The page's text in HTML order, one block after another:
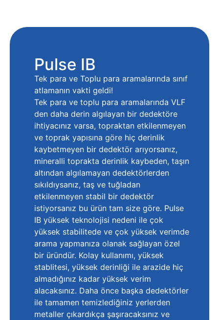
Pulse IB
Tek para ve Toplu para aramalarında sınıf
atlamanın vakti geldi!
Tek para ve toplu para aramalarında VLF
den daha derin algılayan bir dedektöre
ihtiyacınız varsa, topraktan etkilenmeyen
ve toprak yapısına göre hiç derinlik
kaybetmeyen bir dedektör arıyorsanız,
mineralli toprakta derinlik kaybeden, taşın
altından algılamayan dedektörlerden
sıkıldıysanız, taş ve tuğladan
etkilenmeyen stabil bir dedektör
istiyorsanız bu ürün tam size göre. Pulse
IB yüksek teknolojisi nedeni ile çok
yüksek stabilitede ve çok yüksek verimde
arama yapmanıza olanak sağlayan özel
bir üründür. Kolay kullanımı, yüksek
stablitesi, yüksek derinliği ile arazide hiç
almadığınız kadar yüksek verim
alacaksınız. Daha önce başka dedektörler
ile tamamen temizlediğiniz yerlerden
metaller çıkardıkça şaşıracaksınız ve